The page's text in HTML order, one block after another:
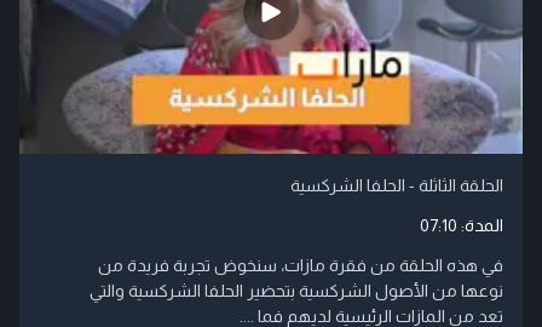
الحلقة الثاثلة - الحلفا الشركسية
المدة: 07:10
في هذه الحلقة من فقرة مازات، سنخوض تجربة فريدة من
نوعها من الأصول الشركسية بتحضير الحلفا الشركسية والتي
تعد من المازات الرئيسية لديهم فما ....